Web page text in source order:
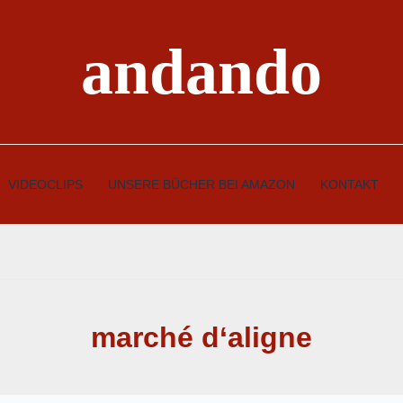
andando
VIDEOCLIPS UNSERE BÜCHER BEI AMAZON KONTAKT
marché d‘aligne